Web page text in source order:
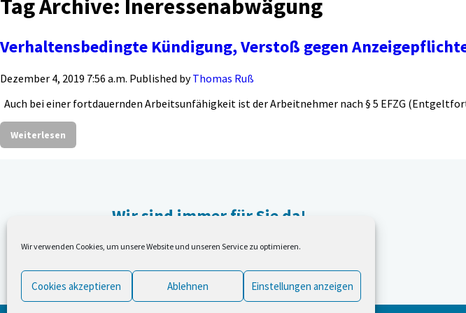
Wir verwenden Cookies, um unsere Website und unseren Service zu optimieren.
Cookies akzeptieren Ablehnen Einstellungen anzeigen
Tag Archive: Ineressenabwägung
Verhaltensbedingte Kündigung, Verstoß gegen
Dezember 4, 2019 7:56 a.m. Published byThomas Ruß
Auch bei einer fortdauernden Arbeitsunfähigkeit ist der Arbeitnehmer nach § 5 EFZG
Weiterlesen
Wir sind immer für Sie da!
Nehmen Sie Kontakt mit uns auf,